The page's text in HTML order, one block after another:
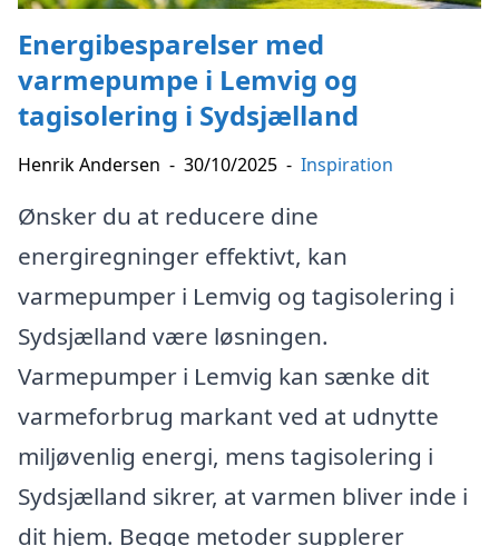
Energibesparelser med
varmepumpe i Lemvig og
tagisolering i Sydsjælland
Henrik Andersen - 30/10/2025 - Inspiration
Ønsker du at reducere dine
energiregninger effektivt, kan
varmepumper i Lemvig og tagisolering i
Sydsjælland være løsningen.
Varmepumper i Lemvig kan sænke dit
varmeforbrug markant ved at udnytte
miljøvenlig energi, mens tagisolering i
Sydsjælland sikrer, at varmen bliver inde i
dit hjem. Begge metoder supplerer